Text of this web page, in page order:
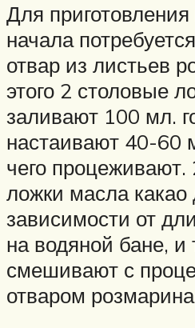
Для
начала
отвар из листьев
этого 2 столовые
заливают 100 мл.
настаивают 40-60
чего
ложки масла какао
зависимости от
на водяной бане,
смешивают с
отваром